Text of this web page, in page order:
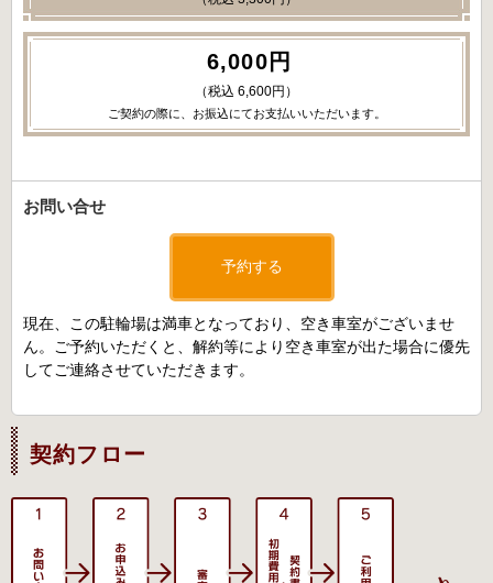
6,000円
（税込 6,600円）
ご契約の際に、お振込にてお支払いいただいます。
お問い合せ
予約する
現在、この駐輪場は満車となっており、空き車室がございませ
ん。ご予約いただくと、解約等により空き車室が出た場合に優先
してご連絡させていただきます。
契約フロー